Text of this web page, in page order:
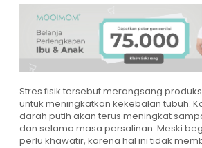
Stres fisik tersebut merangsang
untuk meningkatkan kekebalan tubuh.
darah putih akan terus meningkat
dan selama masa persalinan. Meski
perlu khawatir, karena hal ini tidak